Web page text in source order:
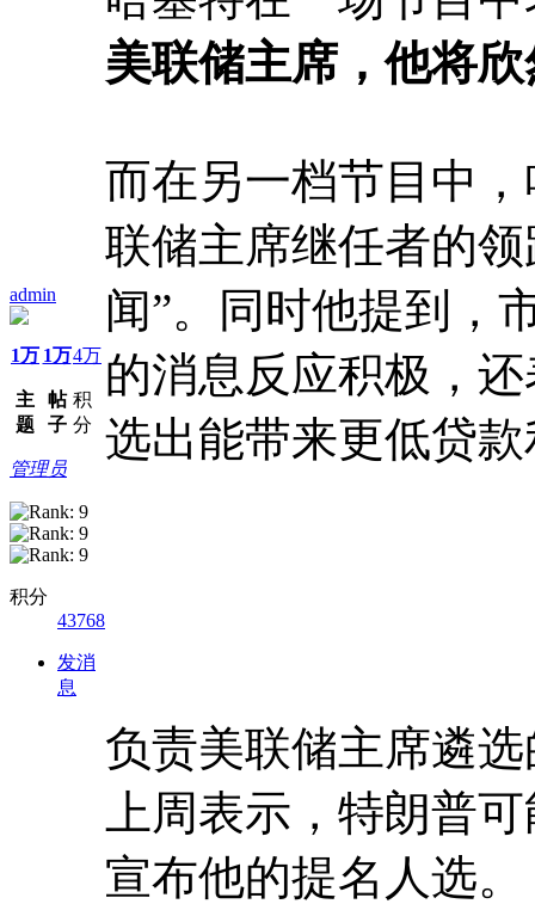
admin
1万
主
题
1万
帖
子
4万
积
分
管理员
积分
43768
发消
息
美联储主席，他将
而在另一档节目中
联储主席继任者的
闻”。同时他提到，
的消息反应积极，
选出能带来更低贷
负责美联储主席遴
上周表示，特朗普
宣布他的提名人选。